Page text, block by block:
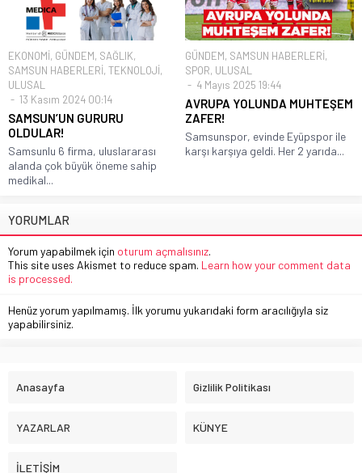
EKONOMİ, GÜNDEM, SAĞLIK,
SAMSUN HABERLERİ, TEKNOLOJİ,
ULUSAL
13 Kasım 2024 00:14
SAMSUN’UN GURURU
OLDULAR!
Samsunlu 6 firma, uluslararası
alanda çok büyük öneme sahip
medikal...
GÜNDEM, SAMSUN HABERLERİ,
SPOR, ULUSAL
4 Mayıs 2025 19:44
AVRUPA YOLUNDA MUHTEŞEM
ZAFER!
Samsunspor, evinde Eyüpspor ile
karşı karşıya geldi. Her 2 yarıda...
YORUMLAR
Yorum yapabilmek için oturum açmalısınız.
This site uses Akismet to reduce spam. Learn how your comment data
is processed.
Henüz yorum yapılmamış. İlk yorumu yukarıdaki form aracılığıyla siz
yapabilirsiniz.
Anasayfa Gizlilik Politikası
YAZARLAR KÜNYE
İLETİŞİM